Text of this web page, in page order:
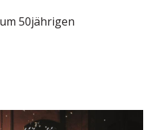
50jährigen